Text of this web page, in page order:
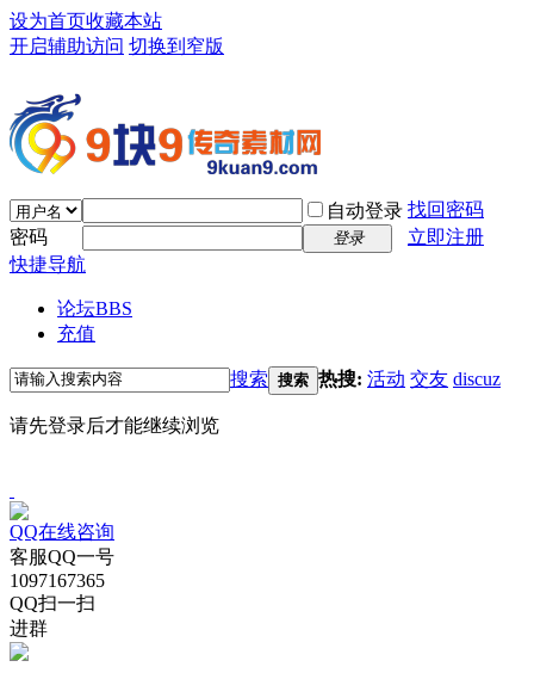
设为首页收藏本站
开启辅助访问 切换到窄版
自动登录 找回密码
密码
登录
立即注册
快捷导航
论坛BBS
充值
搜索 搜索 热搜: 活动 交友 discuz
请先登录后才能继续浏览
QQ在线咨询
客服QQ一号
1097167365
QQ扫一扫
进群